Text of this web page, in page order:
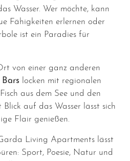
Wasser. Wer möchte, kann
Fähigkeiten erlernen oder
ist ein Paradies für
von einer ganz anderen
Bars locken mit regionalen
aus dem See und den
auf das Wasser lässt sich
Flair genießen.
Living Apartments lässt
Sport, Poesie, Natur und